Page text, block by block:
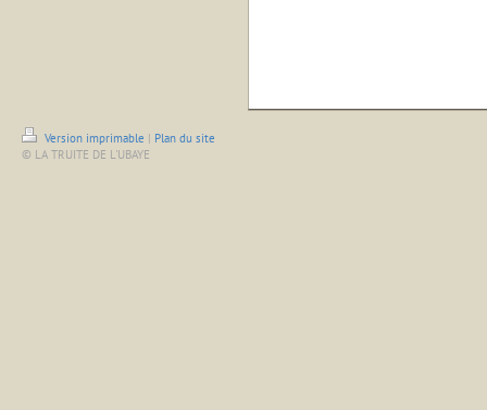
Version imprimable | Plan du site
© LA TRUITE DE L'UBAYE